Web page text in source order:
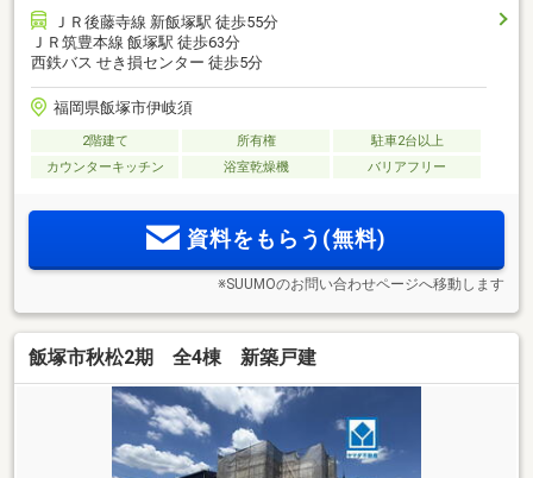
ＪＲ後藤寺線 新飯塚駅 徒歩55分
ＪＲ筑豊本線 飯塚駅 徒歩63分
西鉄バス せき損センター 徒歩5分
福岡県飯塚市伊岐須
2階建て 所有権
駐車2台以上
カウンターキッチン
浴室乾燥機 バリアフリー
資料をもらう(無料)
※SUUMOのお問い合わせページへ移動します
飯塚市秋松2期 全4棟 新築戸建